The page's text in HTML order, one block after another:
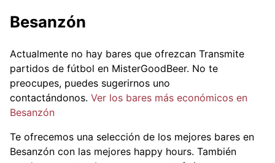
Besanzón
Actualmente no hay bares que ofrezcan Transmite
partidos de fútbol en MisterGoodBeer. No te
preocupes, puedes sugerirnos uno
contactándonos. Ver los bares más económicos en
Besanzón
Te ofrecemos una selección de los mejores bares en
Besanzón con las mejores happy hours. También